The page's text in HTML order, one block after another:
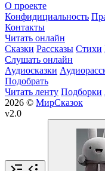
О проекте
Конфидициальность
Контакты
Читать онлайн
Сказки Рассказы Стихи
Слушать онлайн
Аудиосказки
Подобрать
Читать ленту Подборки
2026 © МирСказок
v2.0